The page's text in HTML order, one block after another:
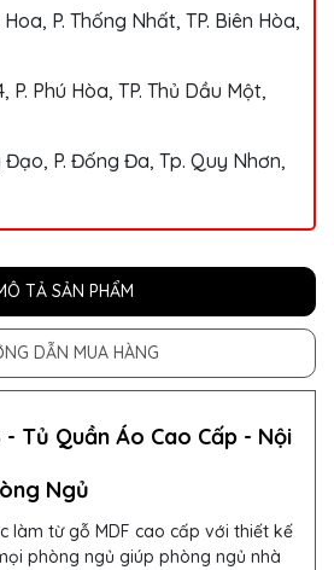
P. Thống Nhất, TP. Biên Hòa,
Phú Hòa, TP. Thủ Dầu Một,
Đạo, P. Đống Đa, Tp. Quy Nhơn,
TẢ SẢN PHẨM
DẪN MUA HÀNG
- Tủ Quần Áo Cao Cấp - Nội
Ngủ
làm từ gỗ MDF cao cấp với thiết kế
phòng ngủ giúp phòng ngủ nhà